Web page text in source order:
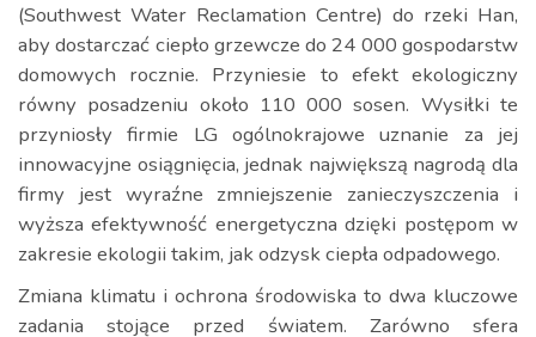
(Southwest Water Reclamation Centre) do rzeki Han,
aby dostarczać ciepło grzewcze do 24 000 gospodarstw
domowych rocznie. Przyniesie to efekt ekologiczny
równy posadzeniu około 110 000 sosen. Wysiłki te
przyniosły firmie LG ogólnokrajowe uznanie za jej
innowacyjne osiągnięcia, jednak największą nagrodą dla
firmy jest wyraźne zmniejszenie zanieczyszczenia i
wyższa efektywność energetyczna dzięki postępom w
zakresie ekologii takim, jak odzysk ciepła odpadowego.
Zmiana klimatu i ochrona środowiska to dwa kluczowe
zadania stojące przed światem. Zarówno sfera